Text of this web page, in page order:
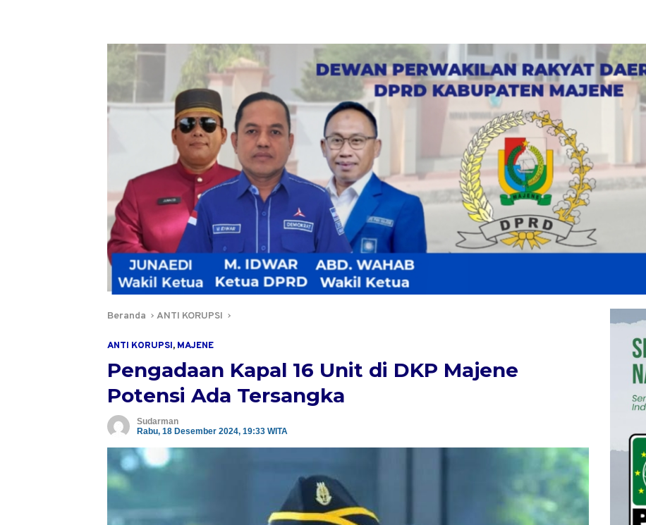
Beranda ANTI KORUPSI
ANTI KORUPSI, MAJENE
Pengadaan Kapal 16 Unit di DKP Majene
Potensi Ada Tersangka
Sudarman
Rabu, 18 Desember 2024, 19:33 WITA